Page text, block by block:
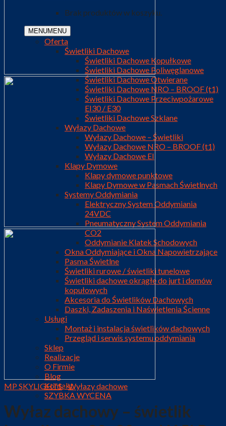
Brak produktów w koszyku.
MENUMENU
Oferta
Świetliki Dachowe
Świetliki Dachowe Kopułkowe
Świetliki Dachowe Poliwęglanowe
Świetliki Dachowe Otwierane
Świetliki Dachowe NRO – BROOF (t1)
Świetliki Dachowe Przeciwpożarowe
EI30 / E30
Świetliki Dachowe Szklane
Wyłazy Dachowe
Wyłazy Dachowe – Świetliki
Wyłazy Dachowe NRO – BROOF (t1)
Wyłazy Dachowe EI
Klapy Dymowe
Klapy dymowe punktowe
Klapy Dymowe w Pasmach Świetlnych
Systemy Oddymiania
Elektryczny System Oddymiania
24VDC
Pneumatyczny System Oddymiania
CO2
Oddymianie Klatek Schodowych
Okna Oddymiające i Okna Napowietrzające
Pasma Świetlne
Świetliki rurowe / świetliki tunelowe
Świetliki dachowe okrągłe do jurt i domów
kopułowych
Akcesoria do Świetlików Dachowych
Daszki, Zadaszenia i Naświetlenia Ścienne
Usługi
Montaż i instalacja świetlików dachowych
Przegląd i serwis systemu oddymiania
Sklep
Realizacje
O Firmie
Blog
Kontakt
SZYBKA WYCENA
MP SKYLIGHTS/Wyłazy dachowe
Wyłaz dachowy – świetlik